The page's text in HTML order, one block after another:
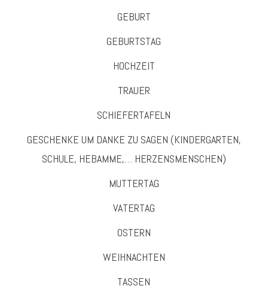
GEBURT
GEBURTSTAG
HOCHZEIT
TRAUER
SCHIEFERTAFELN
GESCHENKE UM DANKE ZU SAGEN (KINDERGARTEN,
SCHULE, HEBAMME,… HERZENSMENSCHEN)
MUTTERTAG
VATERTAG
OSTERN
WEIHNACHTEN
TASSEN